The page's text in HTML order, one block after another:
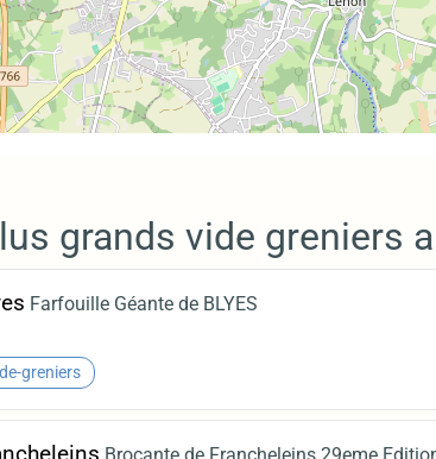
grands vide greniers
Farfouille Géante de BLYES
greniers